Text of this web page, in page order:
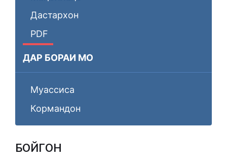
Дастархон
PDF
ДАР БОРАИ МО
Муассиса
Кормандон
БОЙГОНӢ